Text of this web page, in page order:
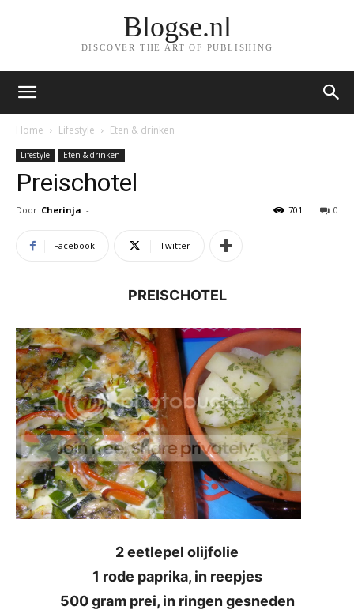
Blogse.nl
DISCOVER THE ART OF PUBLISHING
Home Lifestyle Eten & drinken
Lifestyle Eten & drinken
Preischotel
Door Cherinja - 0
701
Facebook Twitter
PREISCHOTEL
2 eetlepel olijfolie
1 rode paprika, in reepjes
500 gram prei, in ringen gesneden